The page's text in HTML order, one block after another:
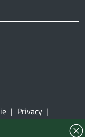
| Privacy |